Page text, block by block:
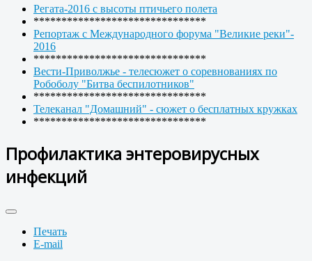
Регата-2016 с высоты птичьего полета
*******************************
Репортаж с Международного форума "Великие реки"-
2016
*******************************
Вести-Приволжье - телесюжет о соревнованиях по
Робоболу "Битва беспилотников"
*******************************
Телеканал "Домашний" - сюжет о бесплатных кружках
*******************************
Профилактика энтеровирусных
инфекций
Печать
E-mail